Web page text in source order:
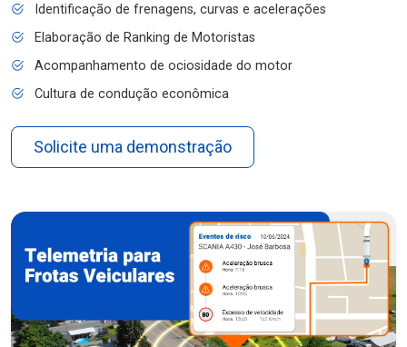
Identificação de frenagens, curvas e acelerações
Elaboração de Ranking de Motoristas
Acompanhamento de ociosidade do motor
Cultura de condução econômica
Solicite uma demonstração